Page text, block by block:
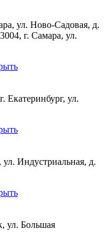
ул. Ново-Садовая, д.
г. Самара, ул.
Екатеринбург, ул.
ул. Индустриальная, д.
ул. Большая